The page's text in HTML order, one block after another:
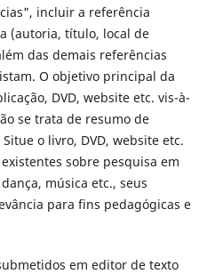
incluir a referência
(autoria, título, local de
das demais referências
O objetivo principal da
DVD, website etc. vis-à-
se trata de resumo de
o livro, DVD, website etc.
sobre pesquisa em
música etc., seus
para fins pedagógicas e
em editor de texto